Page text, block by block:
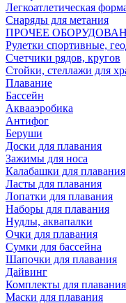
Легкоатлетическая
Снаряды для метания
ПРОЧЕЕ
Рулетки спортивные,
Счетчики рядов, кругов
Стойки, стеллажи для
Плавание
Бассейн
Аквааэробика
Антифог
Беруши
Доски для плавания
Зажимы для носа
Калабашки для плавания
Ласты для плавания
Лопатки для плавания
Наборы для плавания
Нудлы, аквапалки
Очки для плавания
Сумки для бассейна
Шапочки для плавания
Дайвинг
Комплекты для
Маски для плавания